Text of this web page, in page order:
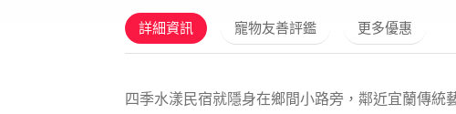
詳細資訊 寵物友善評鑑 更多優惠
四季水漾民宿就隱身在鄉間小路旁，鄰近宜蘭傳統